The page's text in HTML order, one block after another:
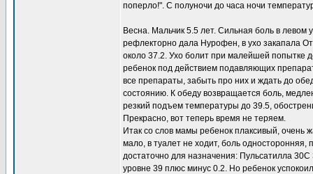
поперло!". С полуночи до часа ночи
Весна. Мальчик 5.5 лет. Сильная боль в
рефлекторно дала Нурофен, в ухо закапала
около 37.2. Ухо болит при малейшей попытке
ребенок под действием подавляющих
все препараты, забыть про них и ждать до
состоянию. К обеду возвращается боль,
резкий подъем температуры до 39.5,
Прекрасно, вот теперь время не теряем.
Итак со слов мамы ребенок плаксивый, очень
мало, в туалет не ходит, боль односторонняя,
достаточно для назначения: Пульсатилла
уровне 39 плюс минус 0.2. Но ребенок